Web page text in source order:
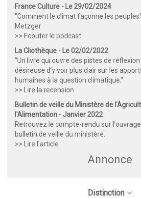
France Culture - Le 29/02/2024
"Comment le climat façonne les
Metzger
>> Ecouter le podcast
La Cliothèque - Le 02/02/2022
"Un livre qui ouvre des pistes de
désireuse d’y voir plus clair sur les
humaines à la question climatique."
>> Lire la recension
Bulletin de veille du Ministère de
l'Alimentation - Janvier 2022
Retrouvez le compte-rendu sur l'ouvrage
bulletin de veille du ministère.
>> Lire l'article
Annonce
Distinction